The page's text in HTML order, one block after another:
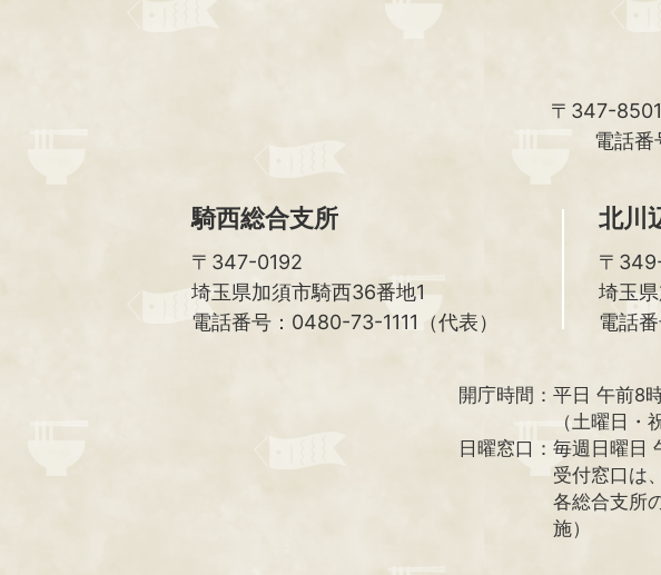
〒347-8501
電話番
騎西総合支所
〒347-0192
埼玉県加須市騎西36番地1
電話番号：0480-73-1111（代表）
北川
〒
埼玉
電話
開庁時間： 平日 午前8
（土曜日・
日曜窓口： 毎週日曜日
受付窓口は
各総合支所
施）